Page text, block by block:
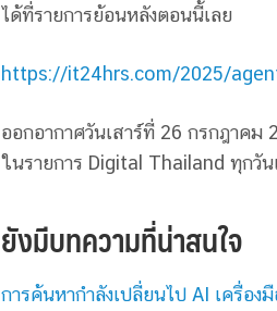
ได้ที่รายการย้อนหลังตอนนี้เลย
https://it24hrs.com/2025/
ออกอากาศวันเสาร์ที่ 26 กรกฎาคม 2
ในรายการ Digital Thailand ทุกวั
ยังมีบทความที่น่าสนใจ
การค้นหากำลังเปลี่ยนไป AI เครื่อ